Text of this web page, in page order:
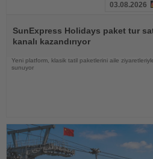
Oku
03.08.2026
SunExpress Holidays paket tur
kanalı kazandırıyor
Yeni platform, klasik tatil paketlerini aile
sunuyor